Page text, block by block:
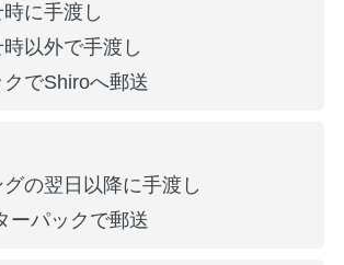
に手渡し
以外で手渡し
でShiroへ郵送
の翌日以降に手渡し
ーパックで郵送